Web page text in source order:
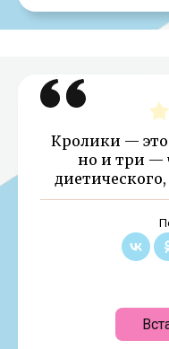
Кролики —
но и три —